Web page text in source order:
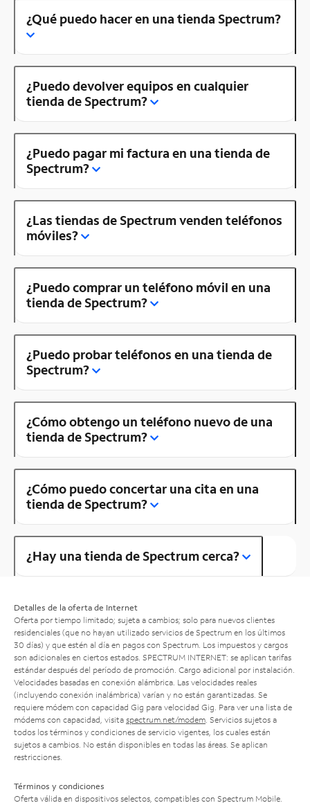
¿Qué puedo hacer en una tienda Spectrum?
¿Puedo devolver equipos en cualquier
tienda de Spectrum?
¿Puedo pagar mi factura en una tienda de
Spectrum?
¿Las tiendas de Spectrum venden teléfonos
móviles?
¿Puedo comprar un teléfono móvil en una
tienda de Spectrum?
¿Puedo probar teléfonos en una tienda de
Spectrum?
¿Cómo obtengo un teléfono nuevo de una
tienda de Spectrum?
¿Cómo puedo concertar una cita en una
tienda de Spectrum?
¿Hay una tienda de Spectrum cerca?
Detalles de la oferta de Internet
Oferta por tiempo limitado; sujeta a cambios; solo para nuevos clientes
residenciales (que no hayan utilizado servicios de Spectrum en los últimos
30 días) y que estén al día en pagos con Spectrum. Los impuestos y cargos
son adicionales en ciertos estados. SPECTRUM INTERNET: se aplican tarifas
estándar después del período de promoción. Cargo adicional por instalación.
Velocidades basadas en conexión alámbrica. Las velocidades reales
(incluyendo conexión inalámbrica) varían y no están garantizadas. Se
requiere módem con capacidad Gig para velocidad Gig. Para ver una lista de
módems con capacidad, visita spectrum.net/modem . Servicios sujetos a
todos los términos y condiciones de servicio vigentes, los cuales están
sujetos a cambios. No están disponibles en todas las áreas. Se aplican
restricciones.
Términos y condiciones
Oferta válida en dispositivos selectos, compatibles con Spectrum Mobile.